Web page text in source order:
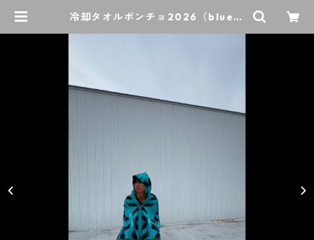
冷却タオルポンチョ2026（blue）